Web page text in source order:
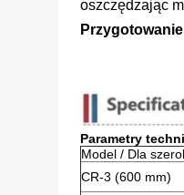
oszczędzając
Parametry
Model / Dla
CR-3 (600 mm)